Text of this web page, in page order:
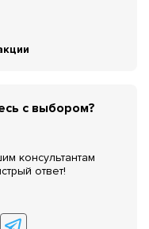
с выбором?
консультантам
ответ!